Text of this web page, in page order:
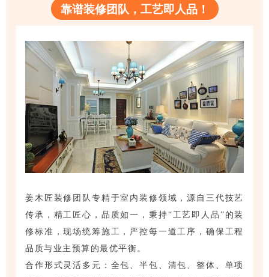
靠谱装修团队，工艺即人品！
姜木匠装修团队专精于室内装修领域，源自三代技艺
传承，精工匠心，品质如一，秉持“工艺即人品”的装
修标准，现场统筹施工，严控每一道工序，确保工程
品质与业主预算的最优平衡。
合作形式灵活多元：全包、半包、清包、整体、单项